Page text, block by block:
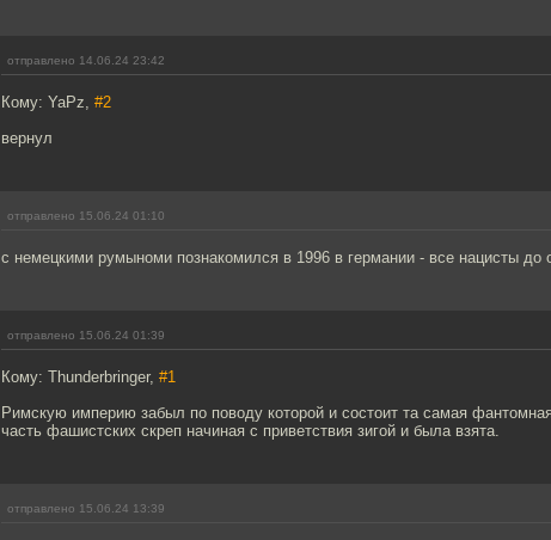
отправлено 14.06.24 23:42
Кому: YaPz, #2
вернул
отправлено 15.06.24 01:10
с немецкими румыноми познакомился в 1996 в германии - все нацисты до
отправлено 15.06.24 01:39
Кому: Thunderbringer, #1
Римскую империю забыл по поводу которой и состоит та самая
часть фашистских скреп начиная с приветствия зигой и была взята.
отправлено 15.06.24 13:39